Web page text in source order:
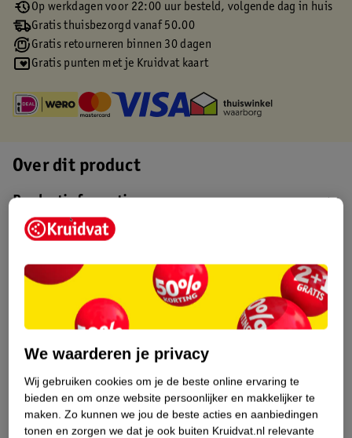
Op werkdagen voor 22:00 uur besteld, volgende dag in huis
Gratis thuisbezorgd vanaf 50.00
Gratis retourneren binnen 30 dagen
Gratis punten met je Kruidvat kaart
Over dit product
Productinformatie
Nature Impact Score
Dit product heeft (nog) geen Nature
Meer informatie
Bestel & Bezorginformatie
We waarderen je privacy
Wij gebruiken cookies om je de beste online ervaring te
bieden en om onze website persoonlijker en makkelijker te
maken. Zo kunnen we jou de beste acties en aanbiedingen
tonen en zorgen we dat je ook buiten Kruidvat.nl relevante